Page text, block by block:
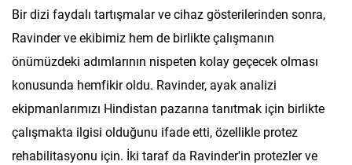
Bir dizi faydalı tartışmalar ve cihaz gösterilerinden sonra,
Ravinder ve ekibimiz hem de birlikte çalışmanın
önümüzdeki adımlarının nispeten kolay geçecek olması
konusunda hemfikir oldu. Ravinder, ayak analizi
ekipmanlarımızı Hindistan pazarına tanıtmak için birlikte
çalışmakta ilgisi olduğunu ifade etti, özellikle protez
rehabilitasyonu için. İki taraf da Ravinder'in protezler ve